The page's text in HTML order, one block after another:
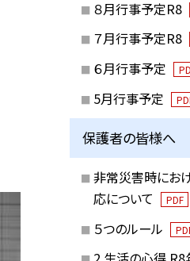
８月行事予定R8
７月行事予定R8
６月行事予定
5月行事予定
保護者の皆様へ
非常災害時にお
応について
PDF
５つのルール